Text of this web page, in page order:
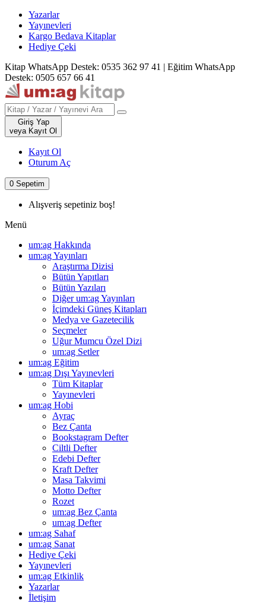
Yazarlar
Yayınevleri
Kargo Bedava Kitaplar
Hediye Çeki
Kitap WhatsApp Destek: 0535 362 97 41 | Eğitim WhatsApp
Destek: 0505 657 66 41
Giriş Yap
veya Kayıt Ol
Kayıt Ol
Oturum Aç
0 Sepetim
Alışveriş sepetiniz boş!
Menü
um:ag Hakkında
um:ag Yayınları
Araştırma Dizisi
Bütün Yapıtları
Bütün Yazıları
Diğer um:ag Yayınları
İçimdeki Güneş Kitapları
Medya ve Gazetecilik
Seçmeler
Uğur Mumcu Özel Dizi
um:ag Setler
um:ag Eğitim
um:ag Dışı Yayınevleri
Tüm Kitaplar
Yayınevleri
um:ag Hobi
Ayraç
Bez Çanta
Bookstagram Defter
Ciltli Defter
Edebi Defter
Kraft Defter
Masa Takvimi
Motto Defter
Rozet
um:ag Bez Çanta
um:ag Defter
um:ag Sahaf
um:ag Sanat
Hediye Çeki
Yayınevleri
um:ag Etkinlik
Yazarlar
İletişim